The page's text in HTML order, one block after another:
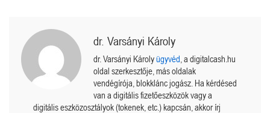
dr. Varsányi Károly
dr. Varsányi Károlyügyvéd , a digitalcash.hu
oldal szerkesztője, más oldalak
vendégírója, blokklánc jogász. Ha kérdésed
van a digitális fizetőeszközök vagy a
digitális eszközosztályok (tokenek, etc.) kapcsán, akkor írj